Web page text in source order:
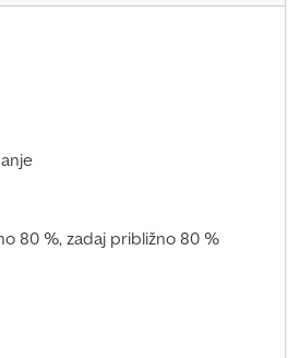
80 %, zadaj približno 80 %